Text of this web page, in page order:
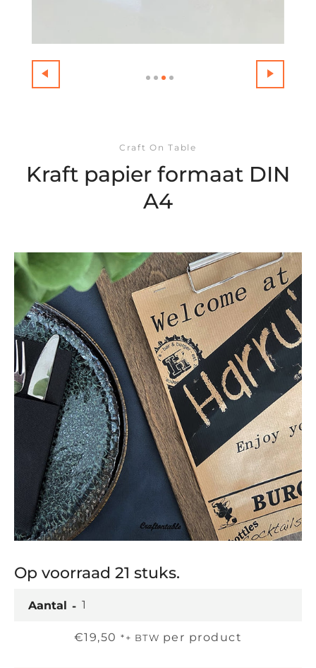
Craft On Table
Kraft papier formaat DIN
A4
Op voorraad 21 stuks.
Aantal
Prijs
€19,50 *+ BTW per product